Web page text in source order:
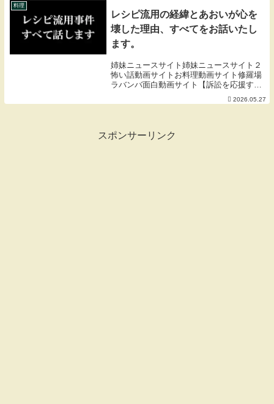
料理
レシピ流用の経緯とあおいが心を
壊した理由、すべてをお話いたし
ます。
姉妹ニュースサイト姉妹ニュースサイト２
怖い話動画サイトお料理動画サイト修羅場
ラバンバ面白動画サイト【訴訟を応援す
る】【振込で寄付する】リターン不要で直
接ご支援いただける場合は、下記口座への
2026.05.27
スポンサーリンク